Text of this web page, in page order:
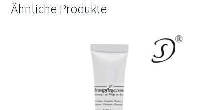
Ähnliche Produkte